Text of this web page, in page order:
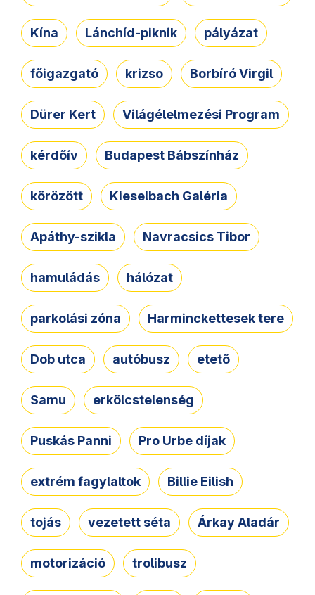
Kína Lánchíd-piknik pályázat
főigazgató krizso Borbíró Virgil
Dürer Kert Világélelmezési Program
kérdőív Budapest Bábszínház
körözött Kieselbach Galéria
Apáthy-szikla Navracsics Tibor
hamuládás hálózat
parkolási zóna Harminckettesek tere
Dob utca autóbusz etető
Samu erkölcstelenség
Puskás Panni Pro Urbe díjak
extrém fagylaltok Billie Eilish
tojás vezetett séta Árkay Aladár
motorizáció trolibusz